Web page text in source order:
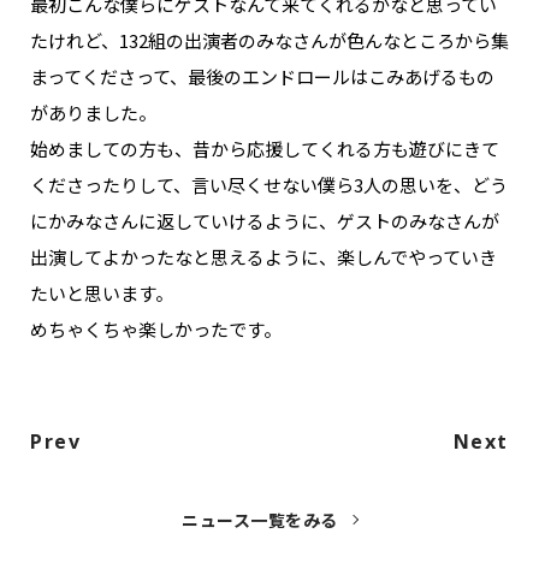
たけれど、132組の出演者のみなさんが色んなところから集
まってくださって、最後のエンドロールはこみあげるもの
がありました。
始めましての方も、昔から応援してくれる方も遊びにきて
くださったりして、言い尽くせない僕ら3人の思いを、どう
にかみなさんに返していけるように、ゲストのみなさんが
出演してよかったなと思えるように、楽しんでやっていき
たいと思います。
めちゃくちゃ楽しかったです。
Prev Next
ニュース一覧をみる